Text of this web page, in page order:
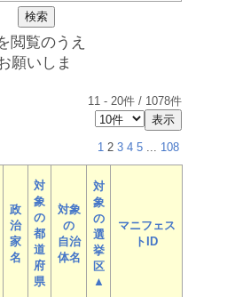
閲覧のうえ
願いしま
11 - 20件 / 1078件
1 2 3 4 5 ... 108
政
治
家
名
対
象
の
都
道
府
県
対象
の
自治
体名
対
象
の
選
挙
区
▲
マニフェス
トID